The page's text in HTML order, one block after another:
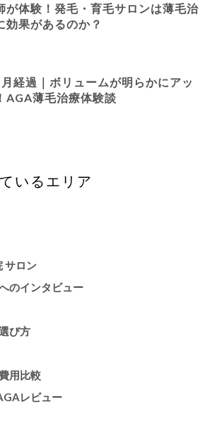
が体験！発毛・育毛サロンは薄毛治
効果があるのか？
経過｜ボリュームが明らかにアッ
AGA薄毛治療体験談
いるエリア
サロン
のインタビュー
び方
用比較
レビュー